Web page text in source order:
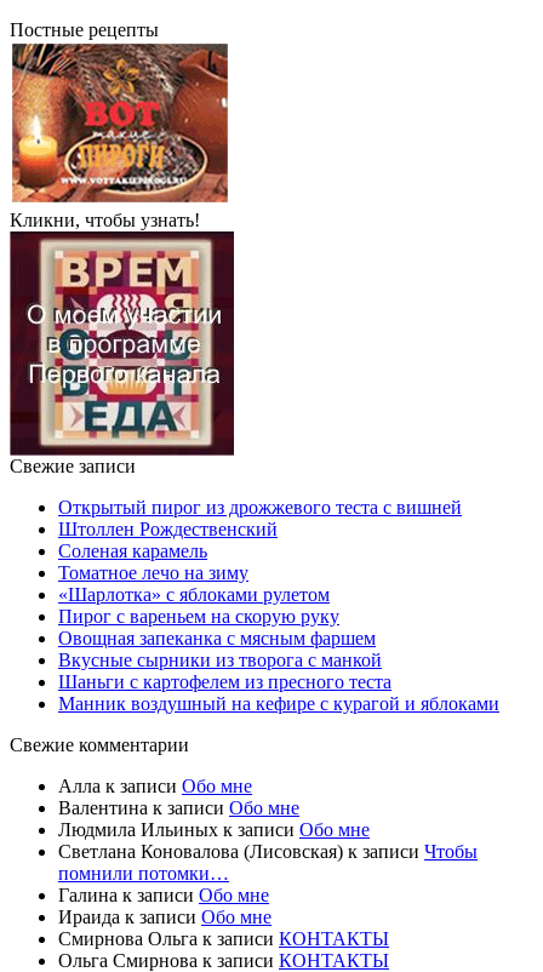
Постные рецепты
Кликни, чтобы узнать!
Свежие записи
Открытый пирог из дрожжевого теста с вишней
Штоллен Рождественский
Соленая карамель
Томатное лечо на зиму
«Шарлотка» с яблоками рулетом
Пирог с вареньем на скорую руку
Овощная запеканка с мясным фаршем
Вкусные сырники из творога с манкой
Шаньги с картофелем из пресного теста
Манник воздушный на кефире с курагой и яблоками
Свежие комментарии
Алла к записи Обо мне
Валентина к записи Обо мне
Людмила Ильиных к записи Обо мне
Светлана Коновалова (Лисовская) к записи Чтобы
помнили потомки…
Галина к записи Обо мне
Ираида к записи Обо мне
Смирнова Ольга к записи КОНТАКТЫ
Ольга Смирнова к записи КОНТАКТЫ